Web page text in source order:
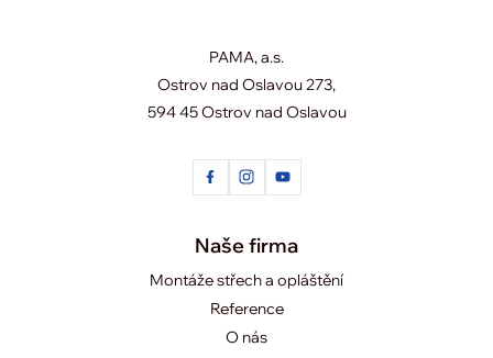
PAMA, a.s.
Ostrov nad Oslavou 273,
594 45 Ostrov nad Oslavou
Naše firma
Montáže střech a opláštění
Reference
O nás